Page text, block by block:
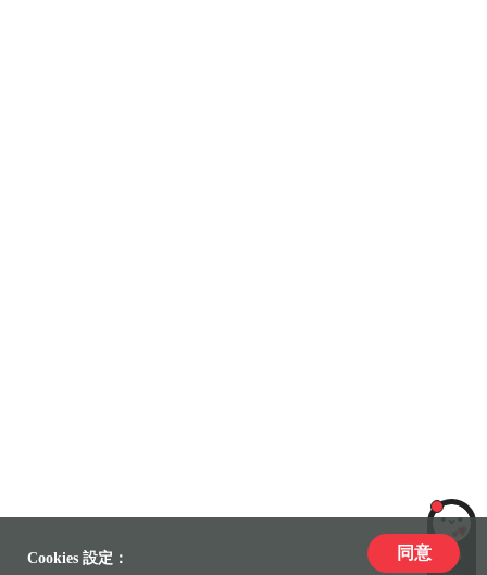
LiLi
Cookies 設定： 同意